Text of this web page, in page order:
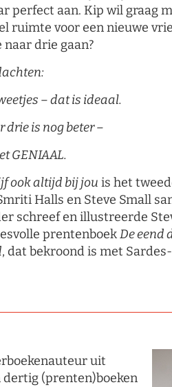
perfect aan. Kip wil graag
ruimte voor een nieuwe
naar drie gaan?
– dat is ideaal.
drie is nog beter –
GENIAAL.
ook altijd bij jou is het
Halls en Steve Small
schreef en illustreerde
prentenboekDe eend
, dat bekroond is met
uit
dertig (prenten)boeken